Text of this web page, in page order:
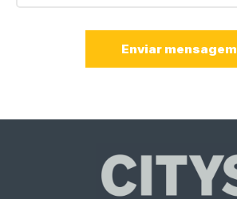
Enviar mensagem